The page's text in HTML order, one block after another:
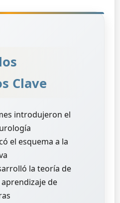
Clave
introdujeron el
el esquema a la
la teoría de
de